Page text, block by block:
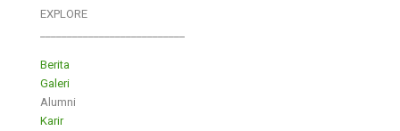
EXPLORE
Berita
Galeri
Alumni
Karir